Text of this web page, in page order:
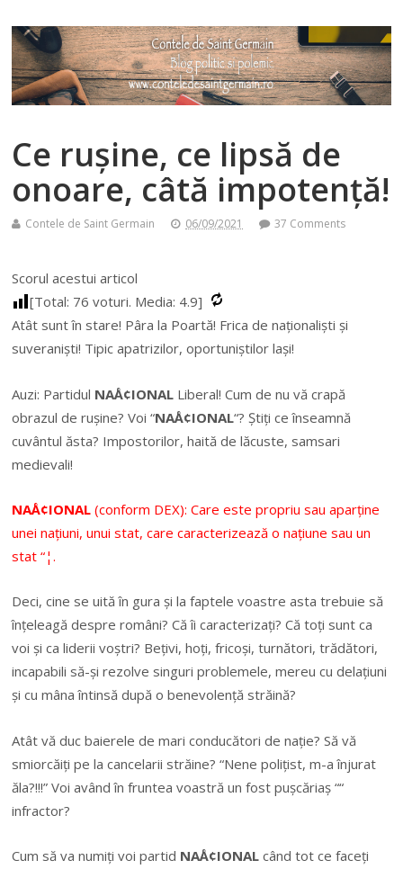
Ce rușine, ce lipsă de
onoare, câtă impotență!
Contele de Saint Germain 06/09/2021 37 Comments
Scorul acestui articol
[Total: 76 voturi. Media: 4.9]
Atât sunt în stare! Pâra la Poartă! Frica de naționaliști și
suveraniști! Tipic apatrizilor, oportuniștilor lași!
Auzi: Partidul NAÅ¢IONAL Liberal! Cum de nu vă crapă
obrazul de rușine? Voi “NAÅ¢IONAL“? Știți ce înseamnă
cuvântul ăsta? Impostorilor, haită de lăcuste, samsari
medievali!
NAÅ¢IONAL (conform DEX): Care este propriu sau aparține
unei națiuni, unui stat, care caracterizează o națiune sau un
stat “¦.
Deci, cine se uită în gura și la faptele voastre asta trebuie să
înțeleagă despre români? Că îi caracterizați? Că toți sunt ca
voi și ca liderii voștri? Bețivi, hoți, fricoși, turnători, trădători,
incapabili să-și rezolve singuri problemele, mereu cu delațiuni
și cu mâna întinsă după o benevolență străină?
Atât vă duc baierele de mari conducători de nație? Să vă
smiorcăiți pe la cancelarii străine? “Nene polițist, m-a înjurat
ăla?!!!” Voi având în fruntea voastră un fost pușcăriaș ““
infractor?
Cum să va numiți voi partid NAÅ¢IONAL când tot ce faceți